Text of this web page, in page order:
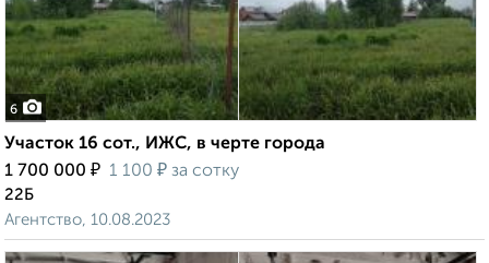
6
Участок 16 сот., ИЖС, в черте города
1 700 000 ₽ 1 100 ₽ за сотку
22Б
Агентство, 10.08.2023